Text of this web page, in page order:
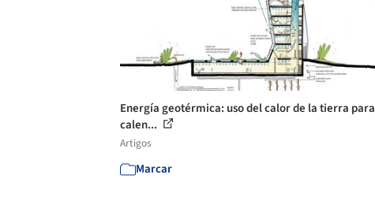
Energía geotérmica: uso del calor de la tierra para
calen...
Artigos
Marcar